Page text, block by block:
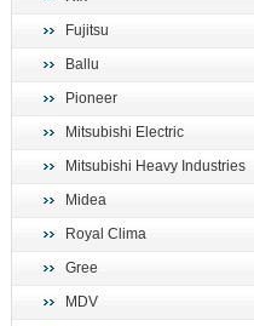
Fujitsu
Ballu
Pioneer
Mitsubishi Electric
Mitsubishi Heavy Industries
Midea
Royal Clima
Gree
MDV